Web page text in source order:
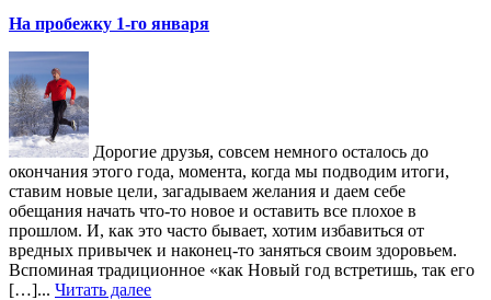
На пробежку 1-го января
Дорогие друзья, совсем немного осталось до
окончания этого года, момента, когда мы подводим итоги,
ставим новые цели, загадываем желания и даем себе
обещания начать что-то новое и оставить все плохое в
прошлом. И, как это часто бывает, хотим избавиться от
вредных привычек и наконец-то заняться своим здоровьем.
Вспоминая традиционное «как Новый год встретишь, так его
[…]... Читать далее